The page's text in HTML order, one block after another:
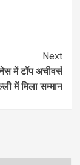
Next
में टॉप अचीवर्स
में मिला सम्मान